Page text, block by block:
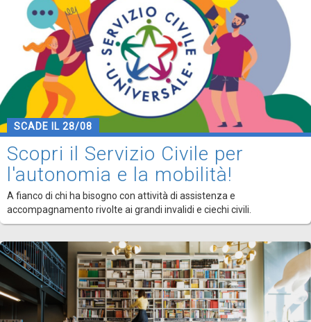
SCADE IL 28/08
Scopri il Servizio Civile per
l'autonomia e la mobilità!
A fianco di chi ha bisogno con attività di assistenza e
accompagnamento rivolte ai grandi invalidi e ciechi civili.